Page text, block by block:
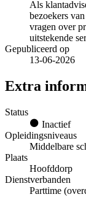
Als
bezoekers
vragen over
uitstekende
Gepubliceerd op
13-06-2026
Extra
Status
Inactief
Opleidingsniveaus
Middelbare
Plaats
Hoofddorp
Dienstverbanden
Parttime